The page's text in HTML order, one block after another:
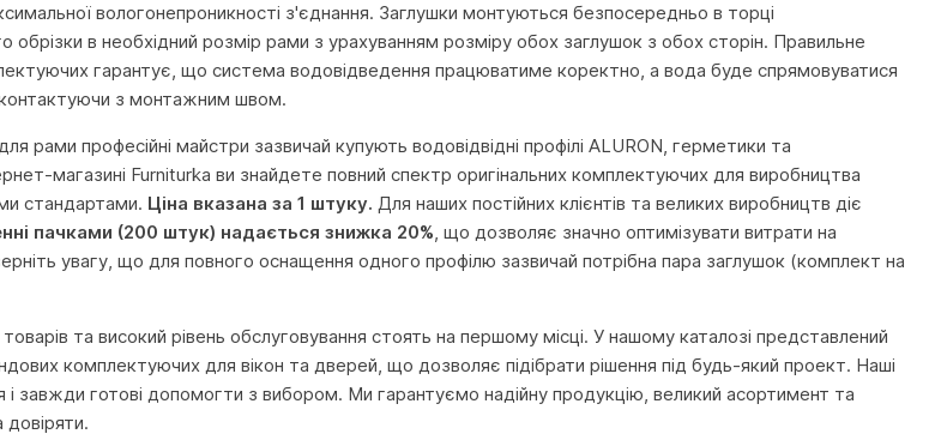
вологонепроникності з'єднання. Заглушки монтуються безпосередньо в торці
обрізки в необхідний розмір рами з урахуванням розміру обох заглушок з обох сторін. Правильне
гарантує, що система водовідведення працюватиме коректно, а вода буде спрямовуватися
контактуючи з монтажним швом.
рами професійні майстри зазвичай купують водовідвідні профілі ALURON, герметики та
магазині Furniturka ви знайдете повний спектр оригінальних комплектуючих для виробництва
стандартами. Ціна вказана за 1 штуку. Для наших постійних клієнтів та великих виробництв діє
пачками (200 штук) надається знижка 20%, що дозволяє значно оптимізувати витрати на
увагу, що для повного оснащення одного профілю зазвичай потрібна пара заглушок (комплект на
та високий рівень обслуговування стоять на першому місці. У нашому каталозі представлений
комплектуючих для вікон та дверей, що дозволяє підібрати рішення під будь-який проект. Наші
завжди готові допомогти з вибором. Ми гарантуємо надійну продукцію, великий асортимент та